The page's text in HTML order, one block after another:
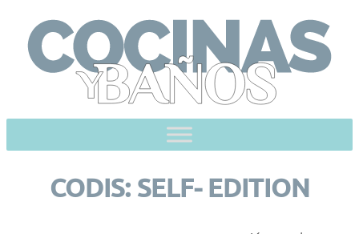
content
CODIS: SELF- EDITION